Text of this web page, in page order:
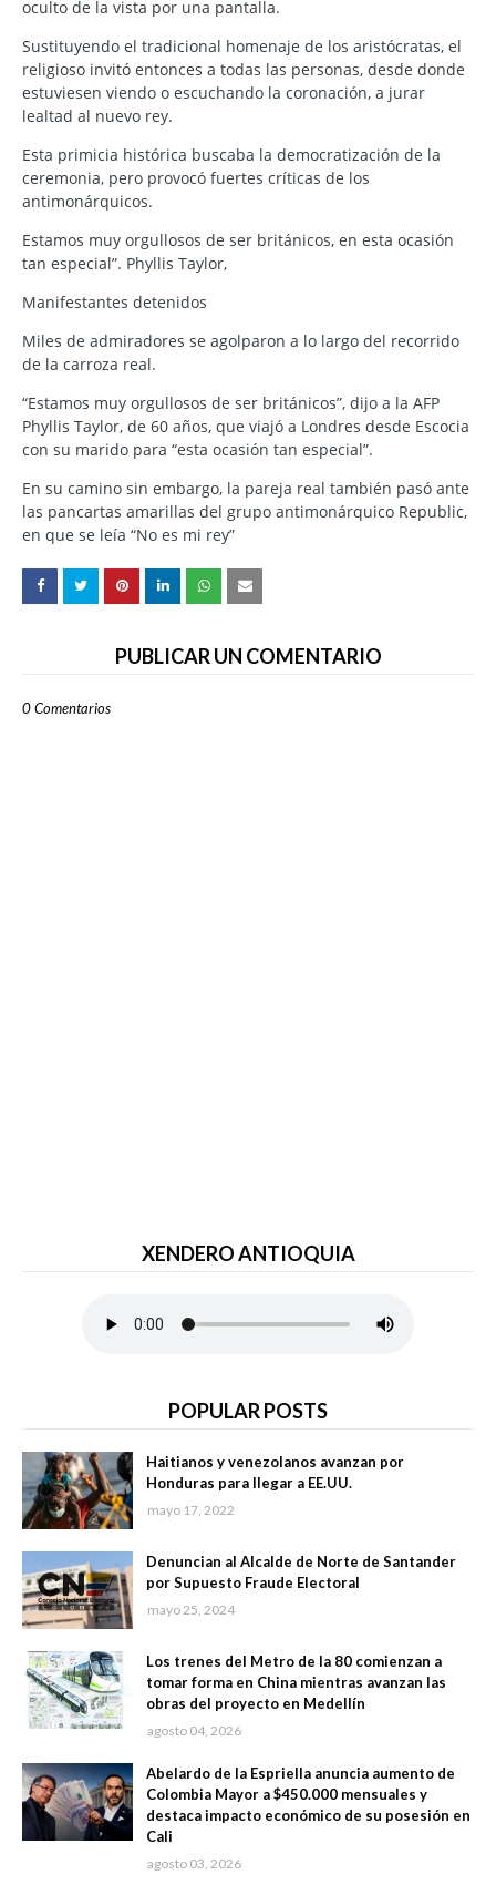
oculto de la vista por una pantalla.
Sustituyendo el tradicional homenaje de los aristócratas, el
religioso invitó entonces a todas las personas, desde donde
estuviesen viendo o escuchando la coronación, a jurar
lealtad al nuevo rey.
Esta primicia histórica buscaba la democratización de la
ceremonia, pero provocó fuertes críticas de los
antimonárquicos.
Estamos muy orgullosos de ser británicos, en esta ocasión
tan especial”. Phyllis Taylor,
Manifestantes detenidos
Miles de admiradores se agolparon a lo largo del recorrido
de la carroza real.
“Estamos muy orgullosos de ser británicos”, dijo a la AFP
Phyllis Taylor, de 60 años, que viajó a Londres desde Escocia
con su marido para “esta ocasión tan especial”.
En su camino sin embargo, la pareja real también pasó ante
las pancartas amarillas del grupo antimonárquico Republic,
en que se leía “No es mi rey”
PUBLICAR UN COMENTARIO
0 Comentarios
XENDERO ANTIOQUIA
POPULAR POSTS
Haitianos y venezolanos avanzan por
Honduras para llegar a EE.UU.
mayo 17, 2022
Denuncian al Alcalde de Norte de Santander
por Supuesto Fraude Electoral
mayo 25, 2024
Los trenes del Metro de la 80 comienzan a
tomar forma en China mientras avanzan las
obras del proyecto en Medellín
agosto 04, 2026
Abelardo de la Espriella anuncia aumento de
Colombia Mayor a $450.000 mensuales y
destaca impacto económico de su posesión en
Cali
agosto 03, 2026